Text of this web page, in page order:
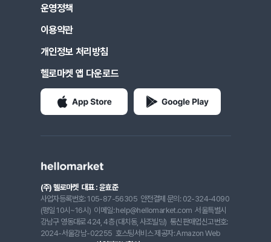
운영정책
이용약관
개인정보 처리방침
헬로마켓 앱 다운로드
(주) 헬로마켓 대표 : 윤효준
사업자등록번호: 105-87-56305 안전결제 문의: 02-324-4090
(평일 10시~16시) 이메일: help@hellomarket.com 서울특별시
강남구 영동대로 424, 4층 (대치동, 사조빌딩) 통신판매업신고번호:
2024-서울강남-02255 호스팅서비스 제공자: Amazon Web